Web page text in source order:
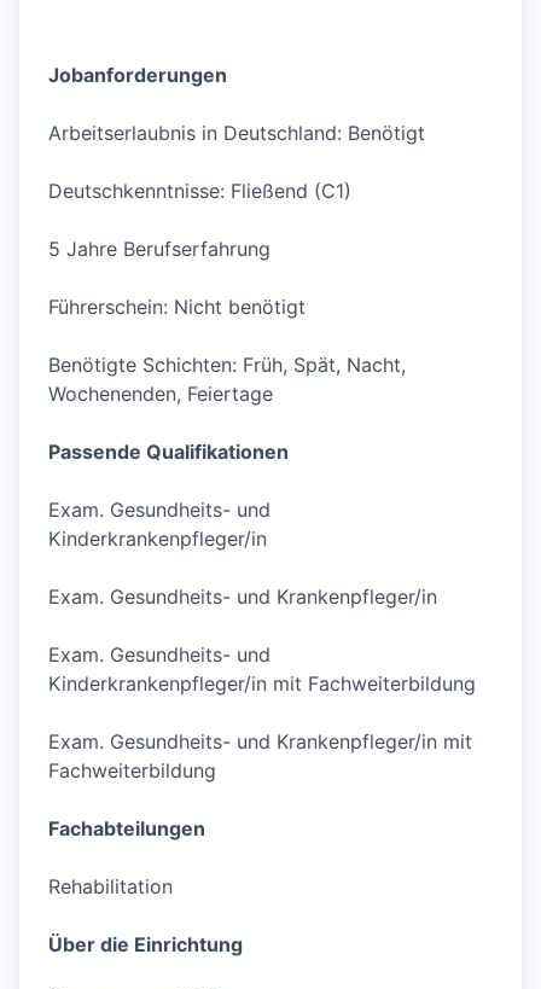
Jobanforderungen
Arbeitserlaubnis in Deutschland: Benötigt
Deutschkenntnisse: Fließend (C1)
5 Jahre Berufserfahrung
Führerschein: Nicht benötigt
Benötigte Schichten: Früh, Spät, Nacht,
Wochenenden, Feiertage
Passende Qualifikationen
Exam. Gesundheits- und
Kinderkrankenpfleger/in
Exam. Gesundheits- und Krankenpfleger/in
Exam. Gesundheits- und
Kinderkrankenpfleger/in mit Fachweiterbildung
Exam. Gesundheits- und Krankenpfleger/in mit
Fachweiterbildung
Fachabteilungen
Rehabilitation
Über die Einrichtung